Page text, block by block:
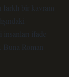
farklı bir kavram
ifade
Roman